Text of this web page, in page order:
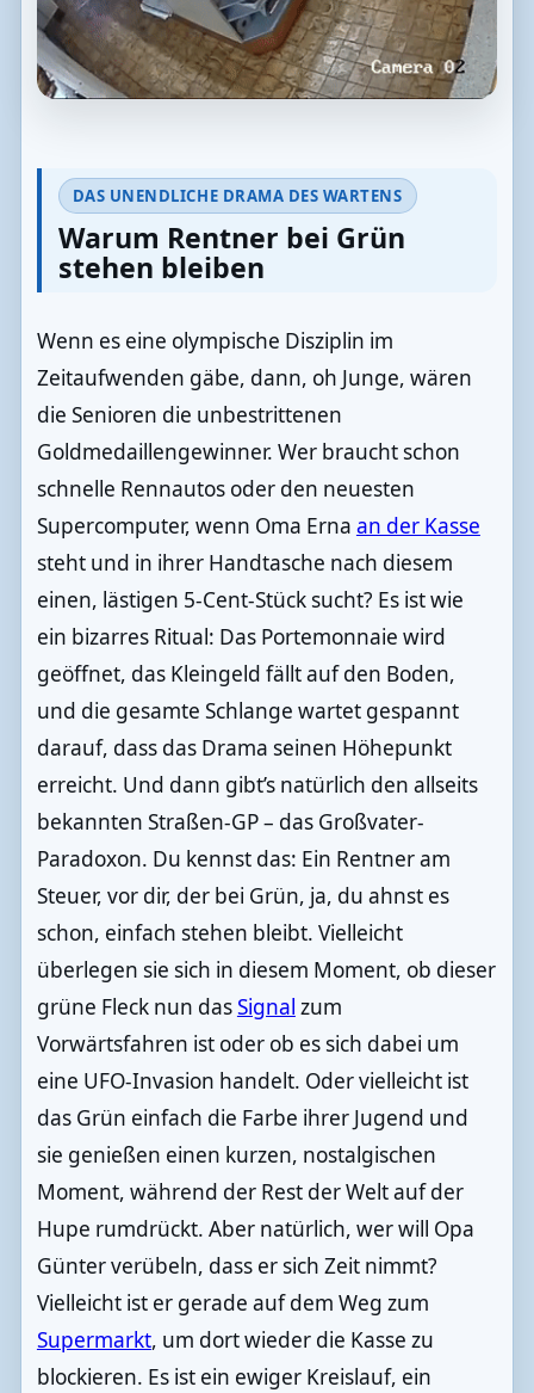
DAS UNENDLICHE DRAMA DES WARTENS
Warum Rentner bei Grün
stehen bleiben
Wenn es eine olympische Disziplin im
Zeitaufwenden gäbe, dann, oh Junge, wären
die Senioren die unbestrittenen
Goldmedaillengewinner. Wer braucht schon
schnelle Rennautos oder den neuesten
Supercomputer, wenn Oma Erna an der Kasse
steht und in ihrer Handtasche nach diesem
einen, lästigen 5-Cent-Stück sucht? Es ist wie
ein bizarres Ritual: Das Portemonnaie wird
geöffnet, das Kleingeld fällt auf den Boden,
und die gesamte Schlange wartet gespannt
darauf, dass das Drama seinen Höhepunkt
erreicht. Und dann gibt’s natürlich den allseits
bekannten Straßen-GP – das Großvater-
Paradoxon. Du kennst das: Ein Rentner am
Steuer, vor dir, der bei Grün, ja, du ahnst es
schon, einfach stehen bleibt. Vielleicht
überlegen sie sich in diesem Moment, ob dieser
grüne Fleck nun dasSignal zum
Vorwärtsfahren ist oder ob es sich dabei um
eine UFO-Invasion handelt. Oder vielleicht ist
das Grün einfach die Farbe ihrer Jugend und
sie genießen einen kurzen, nostalgischen
Moment, während der Rest der Welt auf der
Hupe rumdrückt. Aber natürlich, wer will Opa
Günter verübeln, dass er sich Zeit nimmt?
Vielleicht ist er gerade auf dem Weg zum
Supermarkt, um dort wieder die Kasse zu
blockieren. Es ist ein ewiger Kreislauf, ein